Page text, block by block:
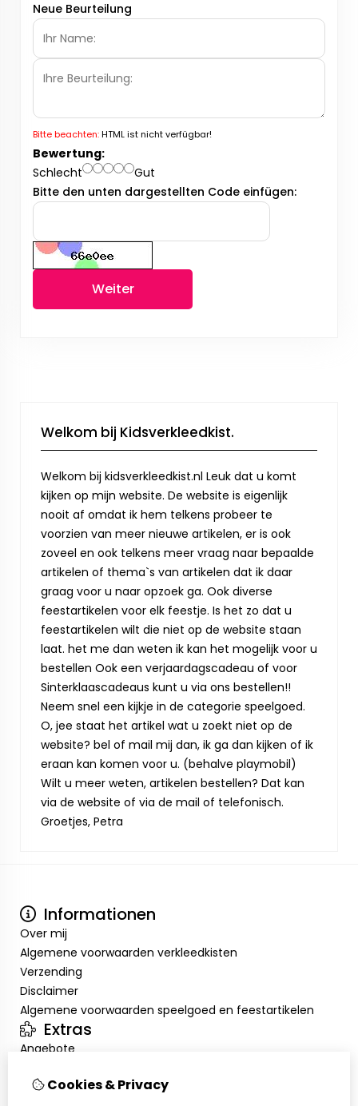
Neue Beurteilung
Bitte beachten:HTML ist nicht verfügbar!
Bewertung:
Schlecht
Gut
Bitte den unten dargestellten Code einfügen:
Weiter
Welkom bij Kidsverkleedkist.
Welkom bij kidsverkleedkist.nl Leuk dat u komt
kijken op mijn website. De website is eigenlijk
nooit af omdat ik hem telkens probeer te
voorzien van meer nieuwe artikelen, er is ook
zoveel en ook telkens meer vraag naar bepaalde
artikelen of thema`s van artikelen dat ik daar
graag voor u naar opzoek ga. Ook diverse
feestartikelen voor elk feestje. Is het zo dat u
feestartikelen wilt die niet op de website staan
laat. het me dan weten ik kan het mogelijk voor u
bestellen Ook een verjaardagscadeau of voor
Sinterklaascadeaus kunt u via ons bestellen!!
Neem snel een kijkje in de categorie speelgoed.
O, jee staat het artikel wat u zoekt niet op de
website? bel of mail mij dan, ik ga dan kijken of ik
eraan kan komen voor u. (behalve playmobil)
Wilt u meer weten, artikelen bestellen? Dat kan
via de website of via de mail of telefonisch.
Groetjes, Petra
Informationen
Over mij
Algemene voorwaarden verkleedkisten
Verzending
Disclaimer
Algemene voorwaarden speelgoed en feestartikelen
Extras
Angebote
InloggenCookies & Privacy